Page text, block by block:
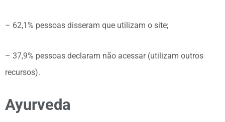
– 62,1% pessoas disseram que utilizam o site;
– 37,9% pessoas declaram não acessar (utilizam outros
recursos).
Ayurveda